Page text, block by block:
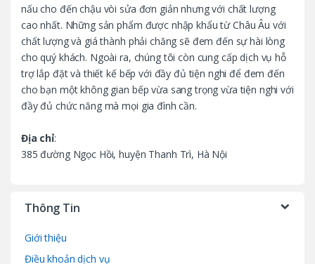
nấu cho đến chậu vòi sửa đơn giản nhưng với chất lượng
cao nhất. Những sản phẩm được nhập khẩu từ Châu Âu với
chất lượng và giá thành phải chăng sẽ đem đến sự hài lòng
cho quý khách. Ngoài ra, chúng tôi còn cung cấp dịch vụ hỗ
trợ lắp đặt và thiết kế bếp với đầy đủ tiện nghi để đem đến
cho bạn một không gian bếp vừa sang trọng vừa tiện nghi với
đầy đủ chức năng mà mọi gia đình cần.
Địa chỉ:
385 đường Ngọc Hồi, huyện Thanh Trì, Hà Nội
Thông Tin
Giới thiệu
Điều khoản dịch vụ